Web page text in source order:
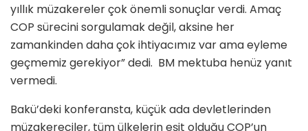
yıllık müzakereler çok önemli sonuçlar verdi. Amaç
COP sürecini sorgulamak değil, aksine her
zamankinden daha çok ihtiyacımız var ama eyleme
geçmemiz gerekiyor” dedi. BM mektuba henüz yanıt
vermedi.
Bakü’deki konferansta, küçük ada devletlerinden
müzakereciler, tüm ülkelerin eşit olduğu COP’un